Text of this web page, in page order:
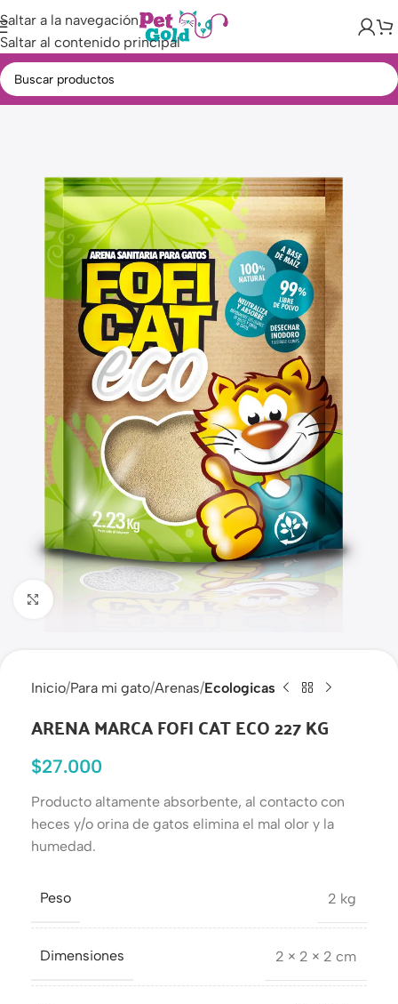
Saltar a la navegación
Saltar al contenido principal
Haga clic para ampliar
Inicio Para mi gato Arenas Ecologicas
ARENA MARCA FOFI CAT ECO 227 KG
$27.000
Producto altamente absorbente, al contacto con
heces y/o orina de gatos elimina el mal olor y la
humedad.
Peso 2 kg
Dimensiones 2 × 2 × 2 cm